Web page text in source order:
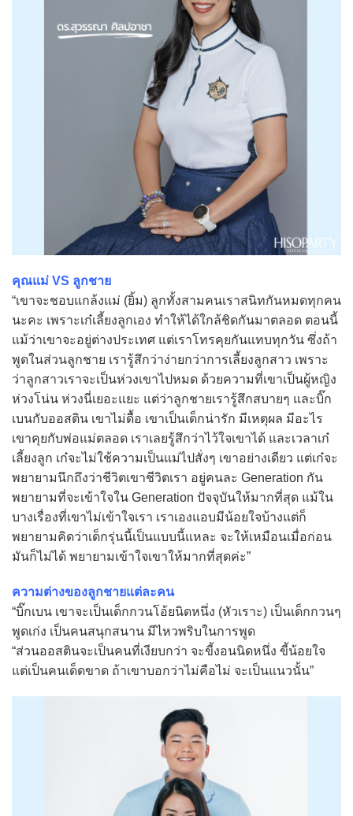
คุณแม่ VS ลูกชาย
“เขาจะชอบแกล้งแม่ (ยิ้ม) ลูกทั้งสามคนเราสนิทกันหมดทุกคน
นะคะ เพราะเก๋เลี้ยงลูกเอง ทำให้ได้ใกล้ชิดกันมาตลอด ตอนนี้
แม้ว่าเขาจะอยู่ต่างประเทศ แต่เราโทรคุยกันแทบทุกวัน ซึ่งถ้า
พูดในส่วนลูกชาย เรารู้สึกว่าง่ายกว่าการเลี้ยงลูกสาว เพราะ
ว่าลูกสาวเราจะเป็นห่วงเขาไปหมด ด้วยความที่เขาเป็นผู้หญิง
ห่วงโน่น ห่วงนี่เยอะแยะ แต่ว่าลูกชายเรารู้สึกสบายๆ และบิ๊ก
เบนกับออสติน เขาไม่ดื้อ เขาเป็นเด็กน่ารัก มีเหตุผล มีอะไร
เขาคุยกับพ่อแม่ตลอด เราเลยรู้สึกว่าไว้ใจเขาได้ และเวลาเก๋
เลี้ยงลูก เก๋จะไม่ใช้ความเป็นแม่ไปสั่งๆ เขาอย่างเดียว แต่เก๋จะ
พยายามนึกถึงว่าชีวิตเขาชีวิตเรา อยู่คนละ Generation กัน
พยายามที่จะเข้าใจใน Generation ปัจจุบันให้มากที่สุด แม้ใน
บางเรื่องที่เขาไม่เข้าใจเรา เราเองแอบมีน้อยใจบ้างแต่ก็
พยายามคิดว่าเด็กรุ่นนี้เป็นแบบนี้แหละ จะให้เหมือนเมื่อก่อน
มันก็ไม่ได้ พยายามเข้าใจเขาให้มากที่สุดค่ะ”
ความต่างของลูกชายแต่ละคน
“บิ๊กเบน เขาจะเป็นเด็กกวนโอ้ยนิดหนึ่ง (หัวเราะ) เป็นเด็กกวนๆ
พูดเก่ง เป็นคนสนุกสนาน มีไหวพริบในการพูด
“ส่วนออสตินจะเป็นคนที่เงียบกว่า จะขี้งอนนิดหนึ่ง ขี้น้อยใจ
แต่เป็นคนเด็ดขาด ถ้าเขาบอกว่าไม่คือไม่ จะเป็นแนวนั้น”